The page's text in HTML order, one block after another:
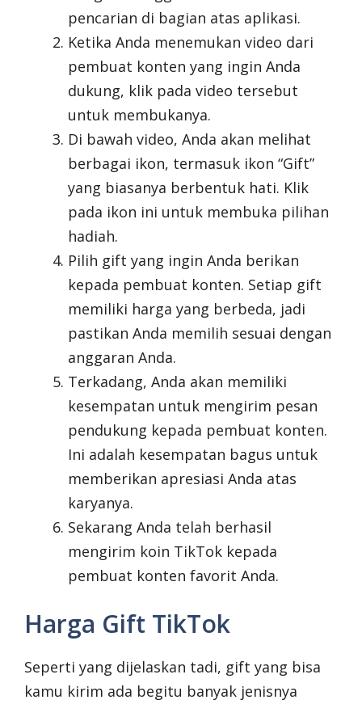
pencarian di bagian atas aplikasi.
Ketika Anda menemukan video dari
pembuat konten yang ingin Anda
dukung, klik pada video tersebut
untuk membukanya.
Di bawah video, Anda akan melihat
berbagai ikon, termasuk ikon “Gift”
yang biasanya berbentuk hati. Klik
pada ikon ini untuk membuka pilihan
hadiah.
Pilih gift yang ingin Anda berikan
kepada pembuat konten. Setiap gift
memiliki harga yang berbeda, jadi
pastikan Anda memilih sesuai dengan
anggaran Anda.
Terkadang, Anda akan memiliki
kesempatan untuk mengirim pesan
pendukung kepada pembuat konten.
Ini adalah kesempatan bagus untuk
memberikan apresiasi Anda atas
karyanya.
Sekarang Anda telah berhasil
mengirim koin TikTok kepada
pembuat konten favorit Anda.
Harga Gift TikTok
Seperti yang dijelaskan tadi, gift yang bisa
kamu kirim ada begitu banyak jenisnya